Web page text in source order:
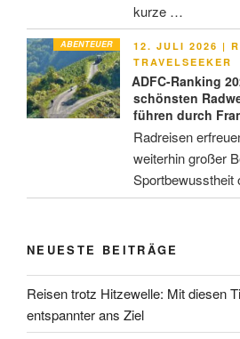
kurze …
ABENTEUER
AM
12. JULI 2026 |
TRAVELSEEKER
ADFC-Ranking
schönsten
führen durch
Radreisen
weiterhin großer
NEUESTE BEITRÄGE
Reisen trotz Hitzewelle: Mit diesen
entspannter ans Ziel